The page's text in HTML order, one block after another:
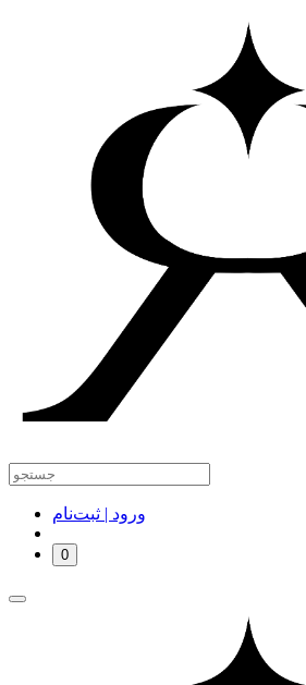
ورود | ثبت‌نام
0